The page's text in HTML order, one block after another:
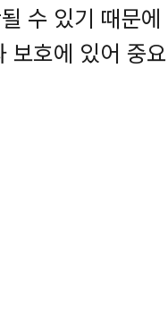
수 있기 때문
보호에 있어 중